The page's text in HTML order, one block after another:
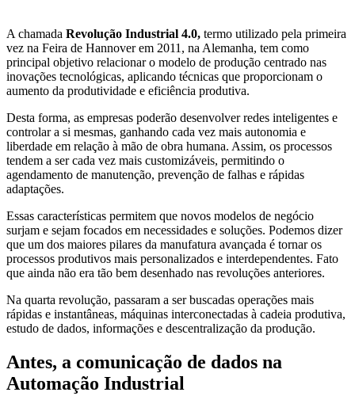
A chamada Revolução Industrial 4.0, termo utilizado pela primeira
vez na Feira de Hannover em 2011, na Alemanha, tem como
principal objetivo relacionar o modelo de produção centrado nas
inovações tecnológicas, aplicando técnicas que proporcionam o
aumento da produtividade e eficiência produtiva.
Desta forma, as empresas poderão desenvolver redes inteligentes e
controlar a si mesmas, ganhando cada vez mais autonomia e
liberdade em relação à mão de obra humana. Assim, os processos
tendem a ser cada vez mais customizáveis, permitindo o
agendamento de manutenção, prevenção de falhas e rápidas
adaptações.
Essas características permitem que novos modelos de negócio
surjam e sejam focados em necessidades e soluções. Podemos dizer
que um dos maiores pilares da manufatura avançada é tornar os
processos produtivos mais personalizados e interdependentes. Fato
que ainda não era tão bem desenhado nas revoluções anteriores.
Na quarta revolução, passaram a ser buscadas operações mais
rápidas e instantâneas, máquinas interconectadas à cadeia produtiva,
estudo de dados, informações e descentralização da produção.
Antes, a comunicação de dados na
Automação Industrial